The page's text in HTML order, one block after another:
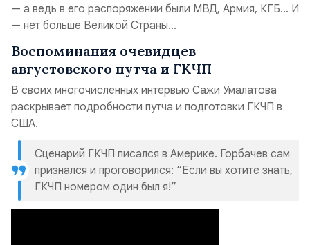
— а ведь в его распоряжении были МВД, Армия, КГБ… И
— нет больше Великой Страны…
Воспоминания очевидцев
августовского путча и ГКЧП
В своих многочисленных интервью Сажи Умалатова
раскрывает подробности путча и подготовки ГКЧП в
США.
Сценарий ГКЧП писался в Америке. Горбачев сам
признался и проговорился: “Если вы хотите знать,
ГКЧП номером один был я!”